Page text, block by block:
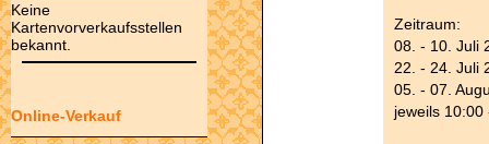
Keine
Kartenvorverkaufsstellen
bekannt.
Online-Verkauf
Zeitraum:
08. - 10. Juli
22. - 24. Juli
05. - 07.
jeweils